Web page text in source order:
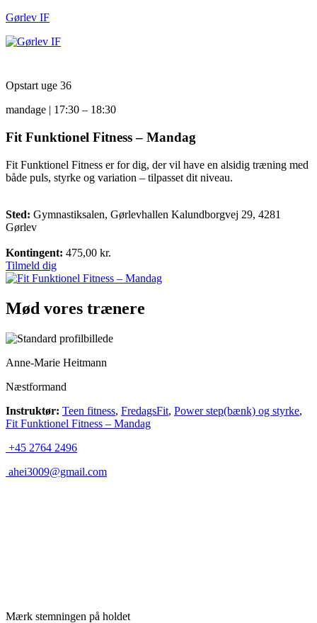
Gørlev IF
Opstart uge 36
mandage | 17:30 – 18:30
Fit Funktionel Fitness – Mandag
Fit Funktionel Fitness er for dig, der vil have en alsidig træning med
både puls, styrke og variation – tilpasset dit niveau.
Sted: Gymnastiksalen, Gørlevhallen Kalundborgvej 29, 4281
Gørlev
Kontingent: 475,00 kr.
Tilmeld dig
Mød vores trænere
Anne-Marie Heitmann
Næstformand
Instruktør: Teen fitness, FredagsFit, Power step(bænk) og styrke,
Fit Funktionel Fitness – Mandag
+45 2764 2496
ahei3009@gmail.com
Mærk stemningen på holdet